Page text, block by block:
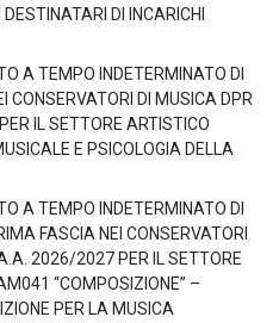
DI INCARICHI
A TEMPO INDETERMINATO DI
CONSERVATORI DI MUSICA DPR
IL SETTORE ARTISTICO
E PSICOLOGIA DELLA
A TEMPO INDETERMINATO DI
FASCIA NEI CONSERVATORI
2026/2027 PER IL SETTORE
“COMPOSIZIONE” –
PER LA MUSICA